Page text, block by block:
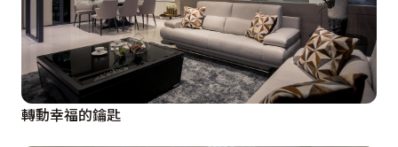
轉動幸福的鑰匙